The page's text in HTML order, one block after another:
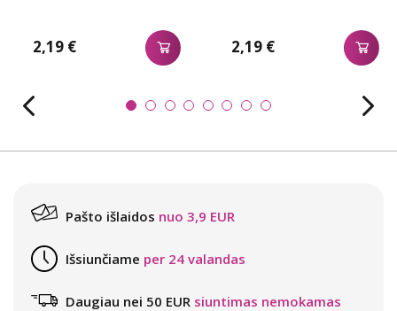
2,19 € 2,19 €
Pašto išlaidos nuo 3,9 EUR
Išsiunčiame per 24 valandas
Daugiau nei 50 EUR siuntimas nemokamas